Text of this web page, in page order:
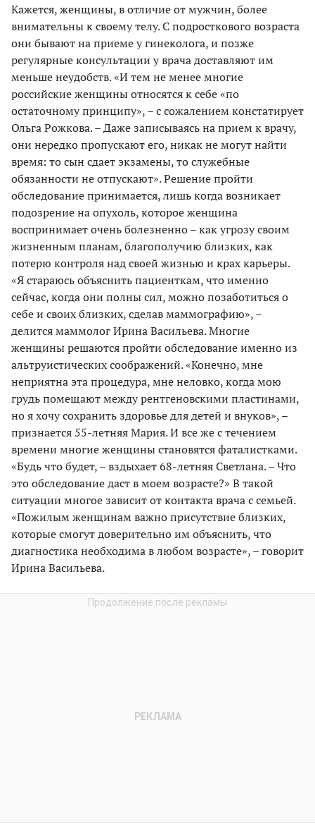
Кажется, женщины, в отличие от мужчин, более
внимательны к своему телу. С подросткового возраста
они бывают на приеме у гинеколога, и позже
регулярные консультации у врача доставляют им
меньше неудобств. «И тем не менее многие
российские женщины относятся к себе «по
остаточному принципу», – с сожалением констатирует
Ольга Рожкова. – Даже записываясь на прием к врачу,
они нередко пропускают его, никак не могут найти
время: то сын сдает экзамены, то служебные
обязанности не отпускают». Решение пройти
обследование принимается, лишь когда возникает
подозрение на опухоль, которое женщина
воспринимает очень болезненно – как угрозу своим
жизненным планам, благополучию близких, как
потерю контроля над своей жизнью и крах карьеры.
«Я стараюсь объяснить пациенткам, что именно
сейчас, когда они полны сил, можно позаботиться о
себе и своих близких, сделав маммографию», –
делится маммолог Ирина Васильева. Многие
женщины решаются пройти обследование именно из
альтруистических соображений. «Конечно, мне
неприятна эта процедура, мне неловко, когда мою
грудь помещают между рентгеновскими пластинами,
но я хочу сохранить здоровье для детей и внуков», –
признается 55-летняя Мария. И все же с течением
времени многие женщины становятся фаталистками.
«Будь что будет, – вздыхает 68-летняя Светлана. – Что
это обследование даст в моем возрасте?» В такой
ситуации многое зависит от контакта врача с семьей.
«Пожилым женщинам важно присутствие близких,
которые смогут доверительно им объяснить, что
диагностика необходима в любом возрасте», – говорит
Ирина Васильева.